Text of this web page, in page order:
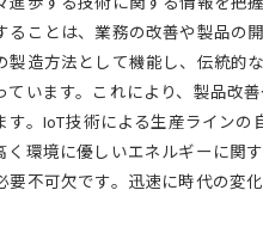
ることは、業務の改善や製品の
製造方法として機能し、伝統
ています。これにより、製品改
す。IoT技術による生産ライン
く環境に優しいエネルギーに関
不可欠です。迅速に時代の変